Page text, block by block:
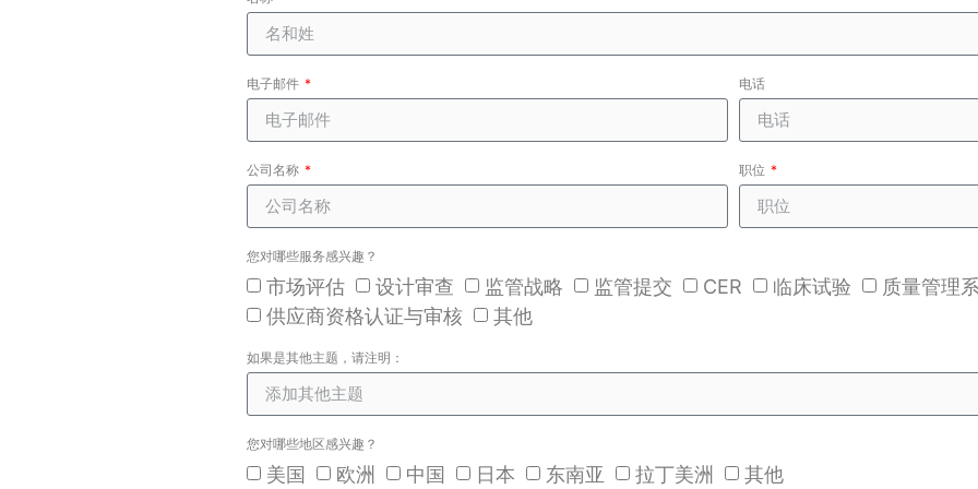
电子邮件 电话
公司名称 职位
您对哪些服务感兴趣？
市场评估 设计审查 监管战略 监管提交 CER 临床试验 质量管理
供应商资格认证与审核
其他
如果是其他主题，请注明：
您对哪些地区感兴趣？
美国 欧洲 中国 日本 东南亚 拉丁美洲 其他